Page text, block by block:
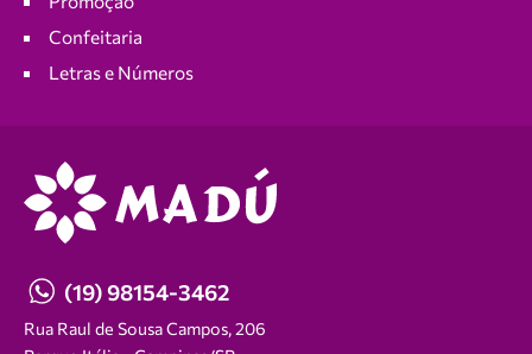
Confeitaria
Letras e Números
(19) 98154-3462
Rua Raul de Sousa Campos, 206